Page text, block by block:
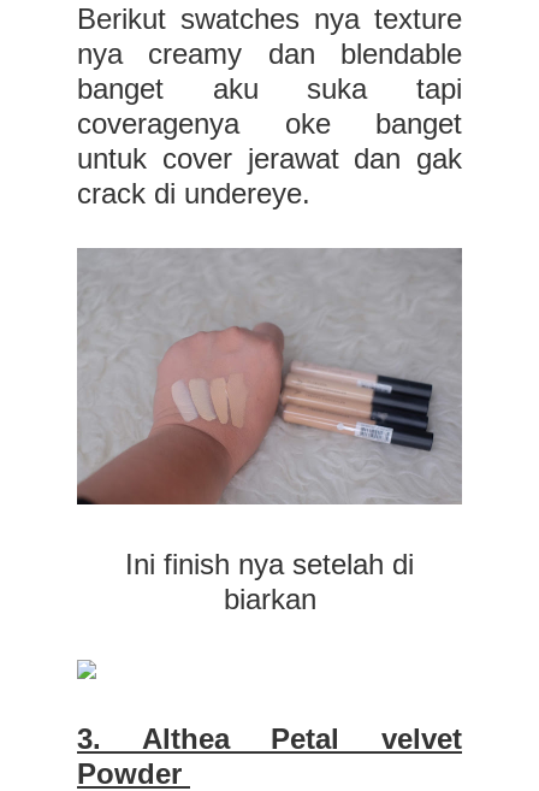
Berikut swatches nya texture
nya creamy dan blendable
banget aku suka tapi
coveragenya oke banget
untuk cover jerawat dan gak
crack di undereye.
Ini finish nya setelah di
biarkan
3. Althea Petal velvet
Powder